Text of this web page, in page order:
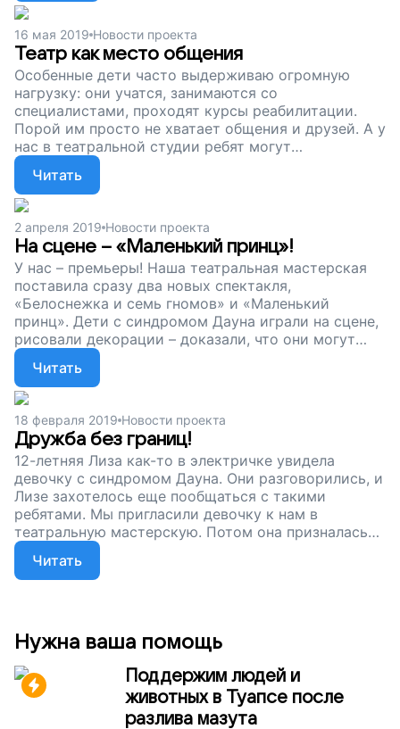
16 мая 2019 Новости проекта
Театр как место общения
Особенные дети часто выдерживаю огромную
нагрузку: они учатся, занимаются со
специалистами, проходят курсы реабилитации.
Порой им просто не хватает общения и друзей. А у
нас в театральной студии ребят могут
познакомиться и подружиться. Здесь дети
создают удивительные постановки, а многие потом
играют в совсем взрослых спектаклях. Чтобы
студия для ребят с синдромом Дауна продолжала
работу, нам нужны деньги на зарплаты
специалистов, костюмы, декорации и другой
реквизит. Поддержите наш проект!
Читать
2 апреля 2019 Новости проекта
На сцене – «Маленький принц»!
У нас – премьеры! Наша театральная мастерская
поставила сразу два новых спектакля,
«Белоснежка и семь гномов» и «Маленький
принц». Дети с синдромом Дауна играли на сцене,
рисовали декорации – доказали, что они могут
все. Так у ребят и педагогов получился прекрасный
спектакль о любви, дружбе и искренней
преданности тем, кто тебе дорог. Сейчас мы
собираем деньги, чтобы студия продолжала
работу. Помогите детям с синдромом Дауна
творить и раскрываться на сцене, поддержите наш
проект!
Читать
18 февраля 2019 Новости проекта
Дружба без границ!
12-летняя Лиза как-то в электричке увидела
девочку с синдромом Дауна. Они разговорились, и
Лизе захотелось еще пообщаться с такими
ребятами. Мы пригласили девочку к нам в
театральную мастерскую. Потом она призналась
маме, что не ожидала увидеть таких общительных
и открытых ребят. Скоро в нашей театральной
мастерской две премьеры. Но на работу
они – сильные! Поддержите наш проект.
Читать
Нужна ваша помощь
Поддержим людей и
животных в Туапсе после
разлива мазута